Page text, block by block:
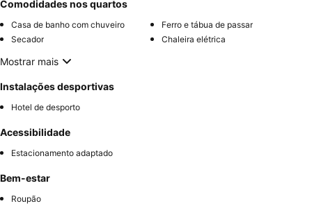
Comodidades nos quartos
Casa de banho com chuveiro
Ferro e tábua de passar
Secador
Chaleira elétrica
Mostrar mais
Instalações desportivas
Hotel de desporto
Acessibilidade
Estacionamento adaptado
Bem-estar
Roupão